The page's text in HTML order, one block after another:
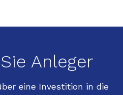
Anleger
eine Investition in die